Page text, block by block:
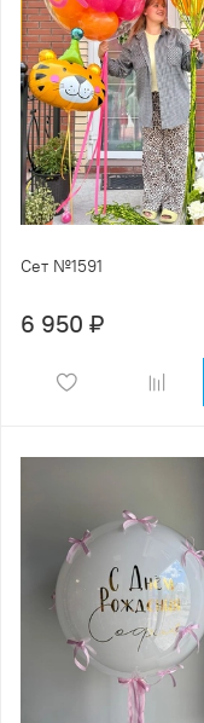
Сет №1591
6 950 ₽